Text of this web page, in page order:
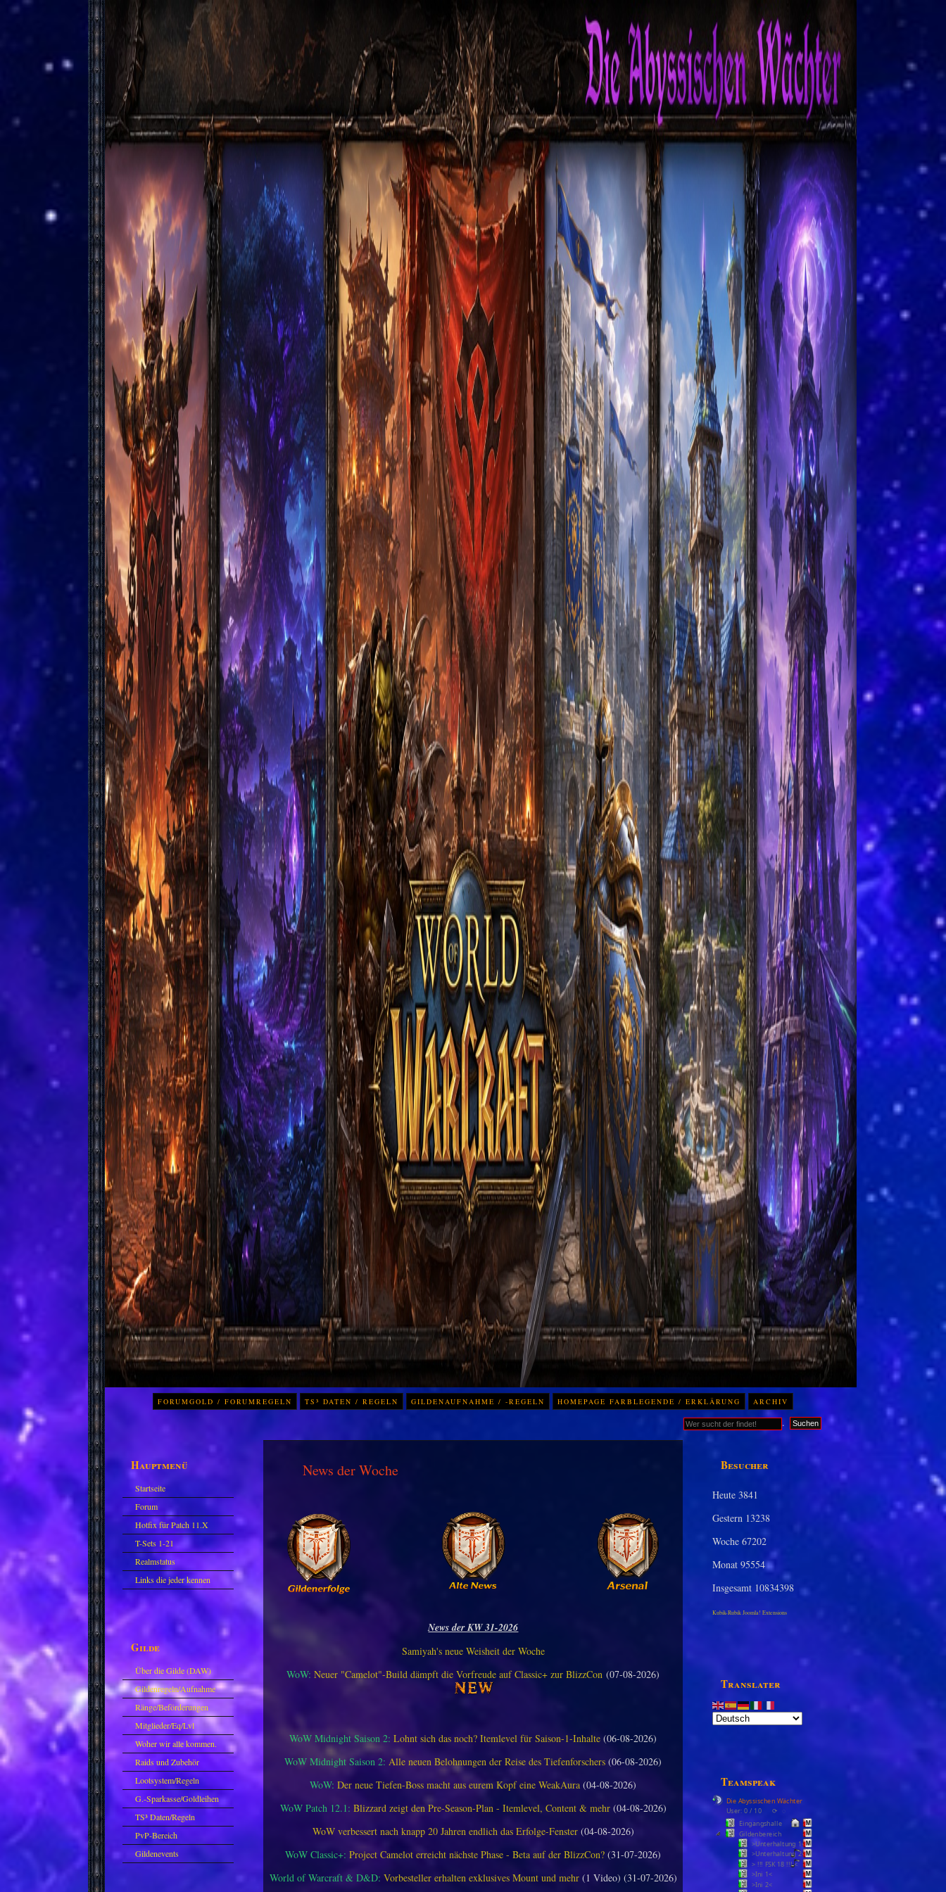
FORUMGOLD / FORUMREGELN TS³ DATEN / REGELN GILDENAUFNAHME / -REGELN HOMEPAGE FARBLEGENDE / ERKLÄRUNG ARCHIV
. Suchen
Hauptmenü
Startseite
Forum
Hotfix für Patch 11.X
T-Sets 1-21
Realmstatus
Links die jeder kennen
sollte?! Oder nicht?
Gilde
Über die Gilde (DAW)
Gildenregeln/Aufnahme
Ränge/Beförderungen
Mitglieder/Eq/Lvl
Woher wir alle kommen.
Raids und Zubehör
Lootsystem/Regeln
G.-Sparkasse/Goldleihen
TS³ Daten/Regeln
PvP-Bereich
Gildenevents
Besucher
Heute3841
Gestern 13238
Woche67202
Monat95554
Insgesamt 10834398
Kubik-Rubik Joomla! Extensions
Translater
Teamspeak
Die Abyssischen Wächter
User: 0 / 10 ⟳
Eingangshalle
Gildenbereich
>Unterhaltung 1<
>Unterhaltung 2<
> !!! FSK 18 !!! <
>Ini 1<
>Ini 2<
News der Woche
News der KW 31-2026
Samiyah's neue Weisheit der Woche
WoW: Neuer "Camelot"-Build dämpft die Vorfreude auf Classic+ zur BlizzCon (07-08-2026)
WoW Midnight Saison 2: Lohnt sich das noch? Itemlevel für Saison-1-Inhalte (06-08-2026)
WoW Midnight Saison 2: Alle neuen Belohnungen der Reise des Tiefenforschers (06-08-2026)
WoW:Der neue Tiefen-Boss macht aus eurem Kopf eine WeakAura (04-08-2026)
WoW Patch 12.1: Blizzard zeigt den Pre-Season-Plan - Itemlevel, Content & mehr(04-08-2026)
WoW verbessert nach knapp 20 Jahren endlich das Erfolge-Fenster(04-08-2026)
WoW Classic+: Project Camelot erreicht nächste Phase - Beta auf der BlizzCon? (31-07-2026)
World of Warcraft & D&D: Vorbesteller erhalten exklusives Mount und mehr(1 Video) (31-07-2026)